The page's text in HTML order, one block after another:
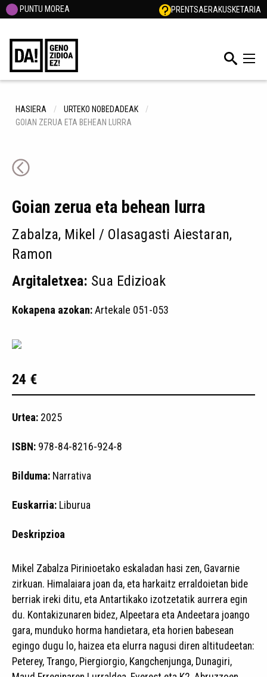
PUNTU MOREA PRENTSAERAKUSKETARIA
HASIERA
URTEKO NOBEDADEAK
GOIAN ZERUA ETA BEHEAN LURRA
Goian zerua eta behean lurra
Zabalza, Mikel / Olasagasti Aiestaran,
Ramon
Argitaletxea: Sua Edizioak
Kokapena azokan:Artekale 051-053
24 €
Urtea: 2025
ISBN: 978-84-8216-924-8
Bilduma: Narrativa
Euskarria: Liburua
Deskripzioa
Mikel Zabalza Pirinioetako eskaladan hasi zen, Gavarnie
zirkuan. Himalaiara joan da, eta harkaitz erraldoietan bide
berriak ireki ditu, eta Antartikako izotzetatik aurrera egin
du. Kontakizunaren bidez, Alpeetara eta Andeetara joango
gara, munduko horma handietara, eta horien babesean
egingo dugu lo, haizea eta elurra nagusi diren altitudeetan:
Peterey, Trango, Piergiorgio, Kangchenjunga, Dunagiri,